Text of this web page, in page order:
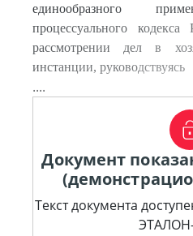
единообразного
процессуального
рассмотрении дел в
инстанции, руководствуясь
....
Документ
Текст документа
ЭТАЛОН-